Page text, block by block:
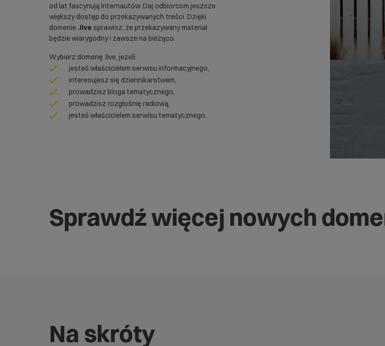
od lat fascynują Internautów. Daj odbiorcom jeszcze
większy dostęp do przekazywanych treści. Dzięki
domenie .live sprawisz, że przekazywany materiał
będzie wiarygodny i zawsze na bieżąco.
Wybierz domenę .live, jeżeli:
jesteś właścicielem serwisu informacyjnego,
interesujesz się dziennikarstwem,
prowadzisz bloga tematycznego,
prowadzisz rozgłośnię radiową,
jesteś właścicielem serwisu tematycznego.
Sprawdź więcej nowych
Na skróty